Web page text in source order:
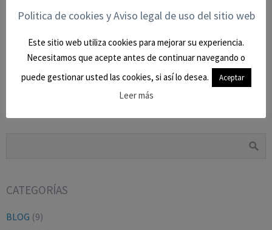
Comparte esto:
BUSCAR EN EL BLOG
CATEGORÍAS
BLOG (9)
Politica de cookies y Aviso legal de uso del sitio web
Este sitio web utiliza cookies para mejorar su experiencia.
Necesitamos que acepte antes de continuar navegando o
puede gestionar usted las cookies, si así lo desea.
Aceptar
Leer más